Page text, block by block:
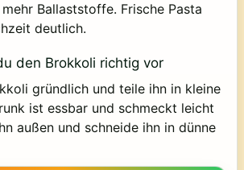
Ballaststoffe. Frische Pasta
deutlich.
den Brokkoli richtig vor
gründlich und teile ihn in kleine
ist essbar und schmeckt leicht
außen und schneide ihn in dünne